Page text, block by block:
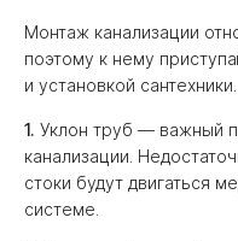
Монтаж канализации
поэтому к нему
и установкой сантехники.
1. Уклон труб — важный
канализации.
стоки будут двигаться
системе.